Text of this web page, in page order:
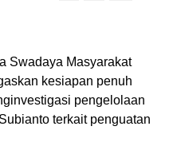
Swadaya Masyarakat
kesiapan penuh
pengelolaan
terkait penguatan